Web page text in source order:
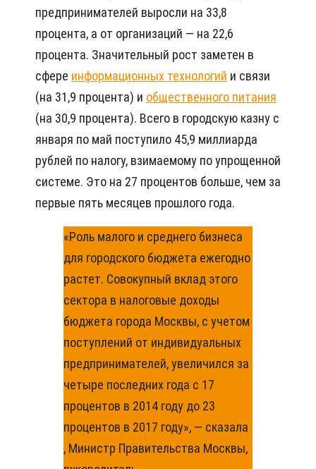
предпринимателей выросли на 33,8
процента, а от организаций — на 22,6
процента. Значительный рост заметен в
сфере информационных технологий и связи
(на 31,9 процента) и общественного питания
(на 30,9 процента). Всего в городскую казну с
января по май поступило 45,9 миллиарда
рублей по налогу, взимаемому по упрощенной
системе. Это на 27 процентов больше, чем за
первые пять месяцев прошлого года.
«Роль малого и среднего бизнеса
для городского бюджета ежегодно
растет. Совокупный вклад этого
сектора в налоговые доходы
бюджета города Москвы, с учетом
поступлений от индивидуальных
предпринимателей, увеличился за
четыре последних года с 17
процентов в 2014 году до 23
процентов в 2017 году», — сказала
, Министр Правительства Москвы,